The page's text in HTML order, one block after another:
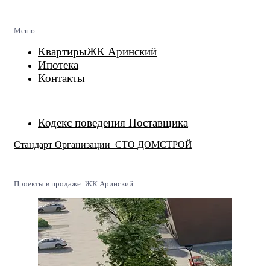
Меню
КвартирыЖК Аринский
Ипотека
Контакты
Кодекс поведения Поставщика
Стандарт Организации СТО ДОМСТРОЙ
Проекты в продаже: ЖК Аринский